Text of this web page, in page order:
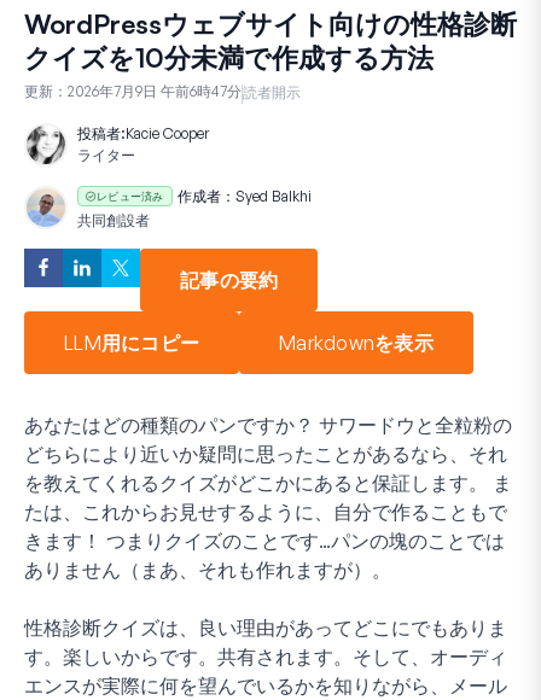
WordPressウェブサイト向けの性格診断
クイズを10分未満で作成する方法
更新： 2026年7月9日 午前6時47分読者開示
投稿者:Kacie Cooper
ライター
レビュー済み 作成者： Syed Balkhi
共同創設者
記事の要約
LLM用にコピー Markdownを表示
あなたはどの種類のパンですか？ サワードウと全粒粉の
どちらにより近いか疑問に思ったことがあるなら、それ
を教えてくれるクイズがどこかにあると保証します。 ま
たは、これからお見せするように、自分で作ることもで
きます！ つまりクイズのことです…パンの塊のことでは
ありません（まあ、それも作れますが）。
性格診断クイズは、良い理由があってどこにでもありま
す。楽しいからです。共有されます。そして、オーディ
エンスが実際に何を望んでいるかを知りながら、メール